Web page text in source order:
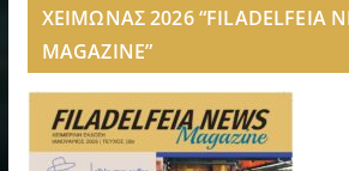
ΧΕΙΜΩΝΑΣ 2026 “FILADELFEIA
MAGAZINE”